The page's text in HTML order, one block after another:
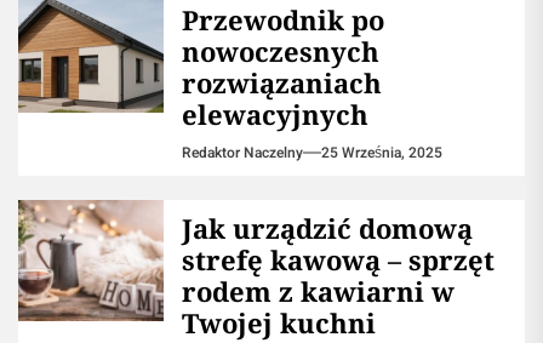
Przewodnik po
nowoczesnych
rozwiązaniach
elewacyjnych
Redaktor Naczelny 25 Września, 2025
​Jak urządzić domową
strefę kawową – sprzęt
rodem z kawiarni w
Twojej kuchni